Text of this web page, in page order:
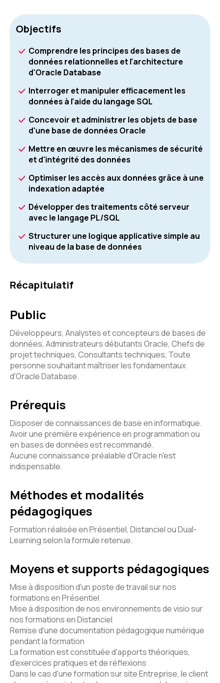
Objectifs
Comprendre les principes des bases de
données relationnelles et l'architecture
d'Oracle Database
Interroger et manipuler efficacement les
données à l'aide du langage SQL
Concevoir et administrer les objets de base
d'une base de données Oracle
Mettre en œuvre les mécanismes de sécurité
et d'intégrité des données
Optimiser les accès aux données grâce à une
indexation adaptée
Développer des traitements côté serveur
avec le langage PL/SQL
Structurer une logique applicative simple au
niveau de la base de données
Récapitulatif
Public
Développeurs, Analystes et concepteurs de bases de
données, Administrateurs débutants Oracle, Chefs de
projet techniques, Consultants techniques, Toute
personne souhaitant maîtriser les fondamentaux
d'Oracle Database.
Prérequis
Disposer de connaissances de base en informatique.
Avoir une première expérience en programmation ou
en bases de données est recommandé.
Aucune connaissance préalable d'Oracle n'est
indispensable.
Méthodes et modalités
pédagogiques
Formation réalisée en Présentiel, Distanciel ou Dual-
Learning selon la formule retenue.
Moyens et supports pédagogiques
Mise à disposition d'un poste de travail sur nos
formations en Présentiel.
Mise à disposition de nos environnements de visio sur
nos formations en Distanciel
Remise d'une documentation pédagogique numérique
pendant la formation
La formation est constituée d'apports théoriques,
d'exercices pratiques et de réflexions
Dans le cas d'une formation sur site Entreprise, le client